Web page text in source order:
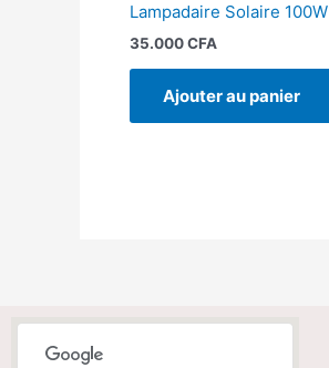
Lampadaire Solaire 100W
35.000CFA
Ajouter au panier